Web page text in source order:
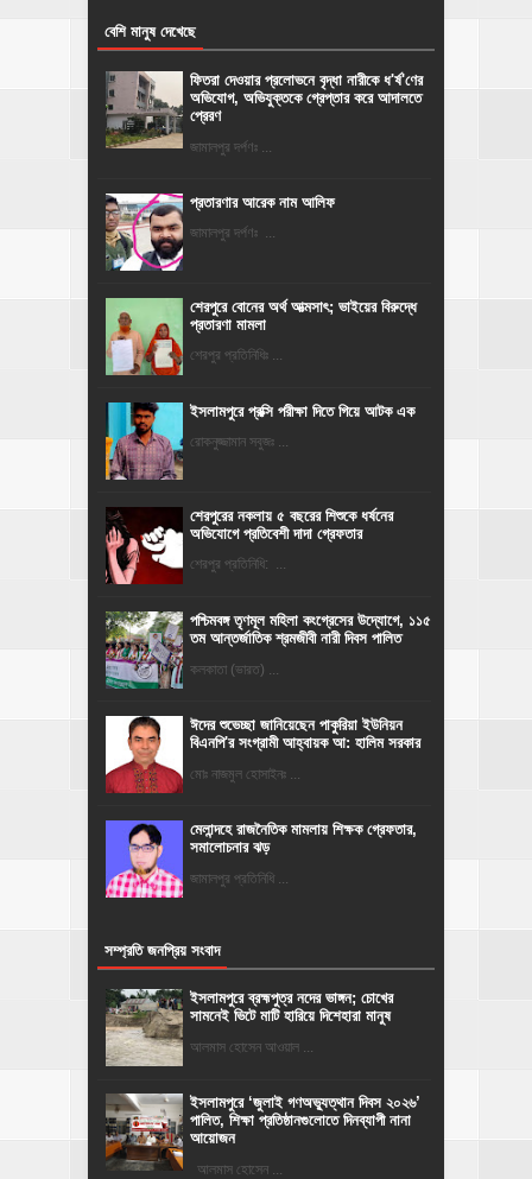
বেশি মানুষ দেখেছে
ফিতরা দেওয়ার প্রলোভনে বৃদ্ধা নারীকে ধ'র্ষ'ণের
অভিযোগ, অভিযুক্তকে গ্রেপ্তার করে আদালতে
প্রেরণ
জামালপুর দর্পণঃ ...
প্রতারণার আরেক নাম আলিফ
জামালপুর দর্পণঃ ...
শেরপুরে বোনের অর্থ আত্মসাৎ; ভাইয়ের বিরুদ্ধে
প্রতারণা মামলা
শেরপুর প্রতিনিধিঃ ...
ইসলামপুরে প্রক্সি পরীক্ষা দিতে গিয়ে আটক এক
রোকনুজ্জামান সবুজঃ ...
শেরপুরের নকলায় ৫ বছরের শিশুকে ধর্ষনের
অভিযোগে প্রতিবেশী দাদা গ্রেফতার
শেরপুর প্রতিনিধি: ...
পশ্চিমবঙ্গ তৃণমূল মহিলা কংগ্রেসের উদ্যোগে, ১১৫
তম আন্তর্জাতিক শ্রমজীবী নারী দিবস পালিত
কলকাতা (ভারত) ...
ঈদের শুভেচ্ছা জানিয়েছেন পাকুরিয়া ইউনিয়ন
বিএনপি'র সংগ্রামী আহ্বায়ক আ: হালিম সরকার
মোঃ নাজমুল হোসাইনঃ ...
মেলান্দহে রাজনৈতিক মামলায় শিক্ষক গ্রেফতার,
সমালোচনার ঝড়
জামালপুর প্রতিনিধি ...
সম্প্রতি জনপ্রিয় সংবাদ
ইসলামপুরে ব্রহ্মপুত্র নদের ভাঙ্গন; চোখের
সামনেই ভিটে মাটি হারিয়ে দিশেহারা মানুষ
আলমাস হোসেন আওয়াল ...
‎ইসলামপুরে ‘জুলাই গণঅভ্যুত্থান দিবস ২০২৬’
পালিত, শিক্ষা প্রতিষ্ঠানগুলোতে দিনব্যাপী নানা
আয়োজন
‎​আলমাস হোসেন ...